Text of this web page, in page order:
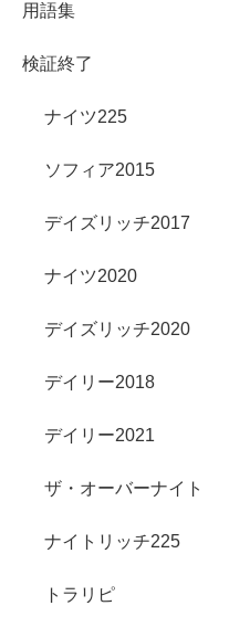
用語集
検証終了
ナイツ225
ソフィア2015
デイズリッチ2017
ナイツ2020
デイズリッチ2020
デイリー2018
デイリー2021
ザ・オーバーナイト
ナイトリッチ225
トラリピ